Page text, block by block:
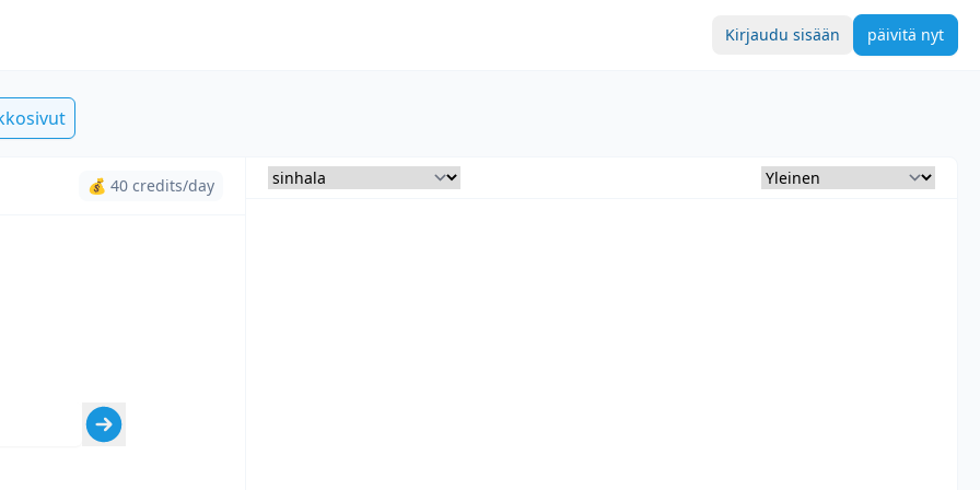
Kirjaudu sisään päivitä nyt
💰 40 credits/day